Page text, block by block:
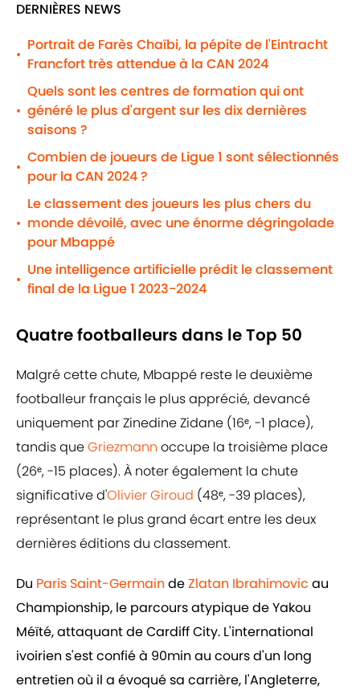
DERNIÈRES NEWS
•
Portrait de Farès Chaïbi, la pépite de l'Eintracht
Francfort très attendue à la CAN 2024
•
Quels sont les centres de formation qui ont
généré le plus d'argent sur les dix dernières
saisons ?
•
Combien de joueurs de Ligue 1 sont sélectionnés
pour la CAN 2024 ?
•
Le classement des joueurs les plus chers du
monde dévoilé, avec une énorme dégringolade
pour Mbappé
•
Une intelligence artificielle prédit le classement
final de la Ligue 1 2023-2024
Quatre footballeurs dans le Top 50
Malgré cette chute, Mbappé reste le deuxième
footballeur français le plus apprécié, devancé
uniquement par Zinedine Zidane (16ᵉ, -1 place),
tandis queGriezmann occupe la troisième place
(26ᵉ, -15 places). À noter également la chute
significative d'Olivier Giroud (48ᵉ, -39 places),
représentant le plus grand écart entre les deux
dernières éditions du classement.
Du Paris Saint-Germain deZlatan Ibrahimovic au
Championship, le parcours atypique de Yakou
Méïté, attaquant de Cardiff City. L'international
ivoirien s'est confié à 90min au cours d'un long
entretien où il a évoqué sa carrière, l'Angleterre,